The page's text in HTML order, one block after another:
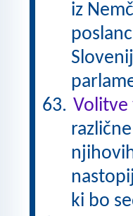
iz
Volitve
ki bo